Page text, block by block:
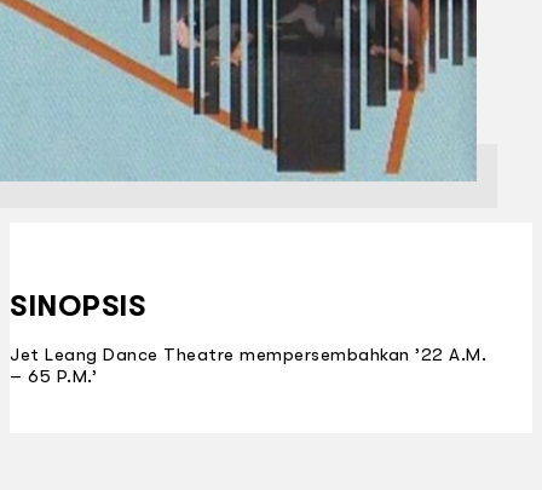
SINOPSIS
Jet Leang Dance Theatre mempersembahkan ’22 A.M.
– 65 P.M.’